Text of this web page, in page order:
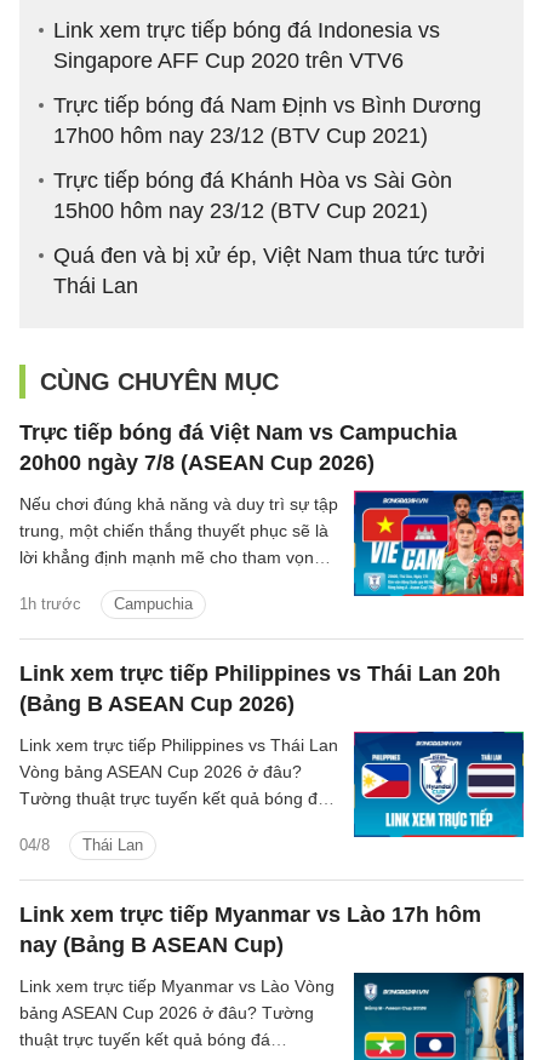
Link xem trực tiếp bóng đá Indonesia vs
Singapore AFF Cup 2020 trên VTV6
Trực tiếp bóng đá Nam Định vs Bình Dương
17h00 hôm nay 23/12 (BTV Cup 2021)
Trực tiếp bóng đá Khánh Hòa vs Sài Gòn
15h00 hôm nay 23/12 (BTV Cup 2021)
Quá đen và bị xử ép, Việt Nam thua tức tưởi
Thái Lan
CÙNG CHUYÊN MỤC
Trực tiếp bóng đá Việt Nam vs Campuchia
20h00 ngày 7/8 (ASEAN Cup 2026)
1h trước Campuchia
Nếu chơi đúng khả năng và duy trì sự tập
trung, một chiến thắng thuyết phục sẽ là
lời khẳng định mạnh mẽ cho tham vọng
trò HLV Kim Sang-sik.
Link xem trực tiếp Philippines vs Thái Lan 20h
(Bảng B ASEAN Cup 2026)
04/8 Thái Lan
Link xem trực tiếp Philippines vs Thái Lan
Vòng bảng ASEAN Cup 2026 ở đâu?
Tường thuật trực tuyến kết quả bóng đá
sóng nào?
Link xem trực tiếp Myanmar vs Lào 17h hôm
nay (Bảng B ASEAN Cup)
Link xem trực tiếp Myanmar vs Lào Vòng
bảng ASEAN Cup 2026 ở đâu? Tường
thuật trực tuyến kết quả bóng đá